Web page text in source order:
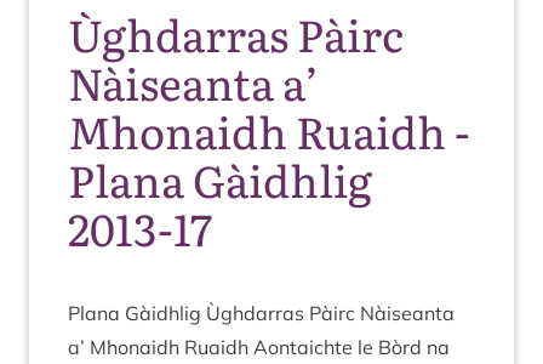
Ùghdarras Pàirc
Nàiseanta a’
Mhonaidh Ruaidh -
Plana Gàidhlig
2013-17
Plana Gàidh­lig Ùgh­dar­ras Pàirc Nàiseanta
a’ Mhon­aidh Ruaidh Aon­taichte le Bòrd na